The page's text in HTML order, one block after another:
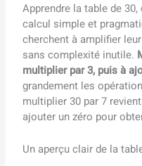
Apprendre la table de
calcul simple et
cherchent à amplifier
sans complexité inutile.
multiplier par 3, puis à
grandement les
multiplier 30 par 7
ajouter un zéro pour
Un aperçu clair de la